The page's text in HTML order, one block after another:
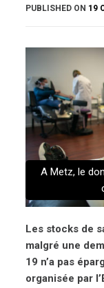
PUBLISHED ON 19
A Metz, le
Les stocks de
malgré une
19 n’a pas
organisée par